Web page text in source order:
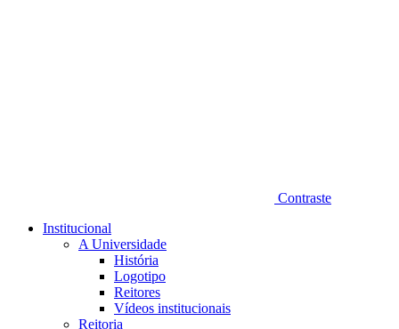
Contraste
Institucional
A Universidade
História
Logotipo
Reitores
Vídeos institucionais
Reitoria